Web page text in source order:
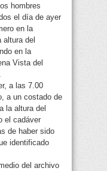
hombres
el día de ayer
en la
del
en la
Vista del
a las 7.00
a un costado de
la altura del
el cadáver
de haber sido
identificado
del archivo